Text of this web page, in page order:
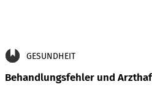
GESUNDHEIT
Behandlungsfehler und